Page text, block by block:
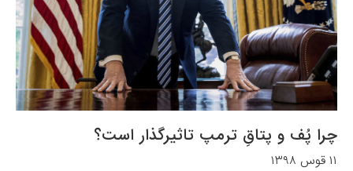
چرا پُف و پتاقِ ترمپ تاثیرگذار است؟
۱۱ قوس ۱۳۹۸